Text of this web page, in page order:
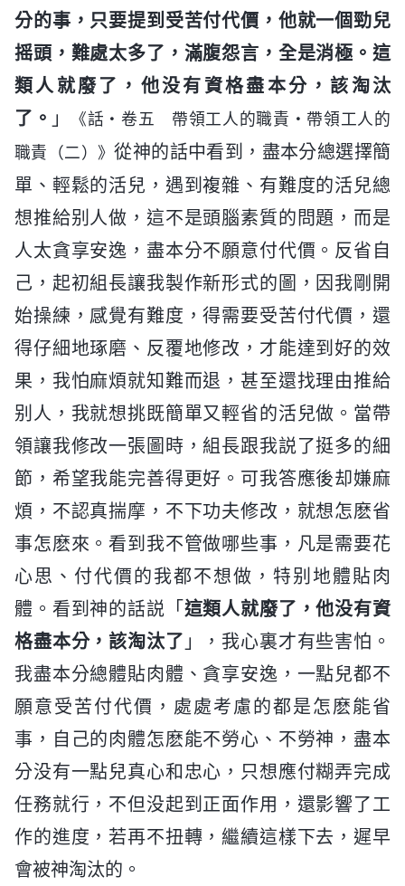
分的事，只要提到受苦付代價，他就一個勁兒
摇頭，難處太多了，滿腹怨言，全是消極。這
類人就廢了，他没有資格盡本分，該淘汰
了。 」
《話・卷五 帶領工人的職責・帶領工人的
職責（二）》從神的話中看到，盡本分總選擇簡
單、輕鬆的活兒，遇到複雜、有難度的活兒總
想推給别人做，這不是頭腦素質的問題，而是
人太貪享安逸，盡本分不願意付代價。反省自
己，起初組長讓我製作新形式的圖，因我剛開
始操練，感覺有難度，得需要受苦付代價，還
得仔細地琢磨、反覆地修改，才能達到好的效
果，我怕麻煩就知難而退，甚至還找理由推給
别人，我就想挑既簡單又輕省的活兒做。當帶
領讓我修改一張圖時，組長跟我説了挺多的細
節，希望我能完善得更好。可我答應後却嫌麻
煩，不認真揣摩，不下功夫修改，就想怎麽省
事怎麽來。看到我不管做哪些事，凡是需要花
心思、付代價的我都不想做，特别地體貼肉
體。看到神的話説「 這類人就廢了，他没有資
格盡本分，該淘汰了 」，我心裏才有些害怕。
我盡本分總體貼肉體、貪享安逸，一點兒都不
願意受苦付代價，處處考慮的都是怎麽能省
事，自己的肉體怎麽能不勞心、不勞神，盡本
分没有一點兒真心和忠心，只想應付糊弄完成
任務就行，不但没起到正面作用，還影響了工
作的進度，若再不扭轉，繼續這樣下去，遲早
會被神淘汰的。